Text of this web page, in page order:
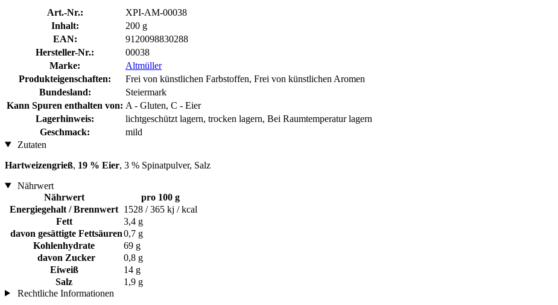
Art.-Nr.:
XPI-AM-00038
Inhalt:
200 g
EAN:
9120098830288
Hersteller-Nr.:
00038
Marke:
Altmüller
Produkteigenschaften:
Frei von künstlichen Farbstoffen, Frei von künstlichen Aromen
Bundesland:
Steiermark
Kann Spuren enthalten von: A - Gluten, C - Eier
Lagerhinweis:
lichtgeschützt lagern, trocken lagern, Bei Raumtemperatur lagern
Geschmack:
mild
Zutaten
Hartweizengrieß, 19 % Eier, 3 % Spinatpulver, Salz
Nährwert
Nährwert
pro 100 g
Energiegehalt / Brennwert 1528 / 365 kj / kcal
Fett
3,4 g
davon gesättigte Fettsäuren0,7 g
Kohlenhydrate
69 g
davon Zucker
0,8 g
Eiweiß
14 g
Salz
1,9 g
Rechtliche Informationen